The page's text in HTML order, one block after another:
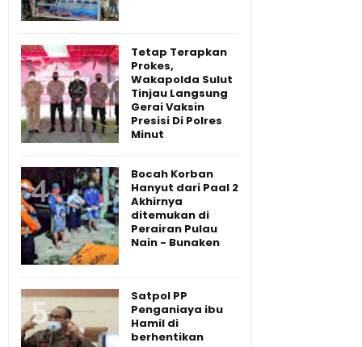
Tetap Terapkan
Prokes,
Wakapolda Sulut
Tinjau Langsung
Gerai Vaksin
Presisi Di Polres
Minut
Bocah Korban
Hanyut dari Paal 2
Akhirnya
ditemukan di
Perairan Pulau
Nain - Bunaken
Satpol PP
Penganiaya ibu
Hamil di
berhentikan